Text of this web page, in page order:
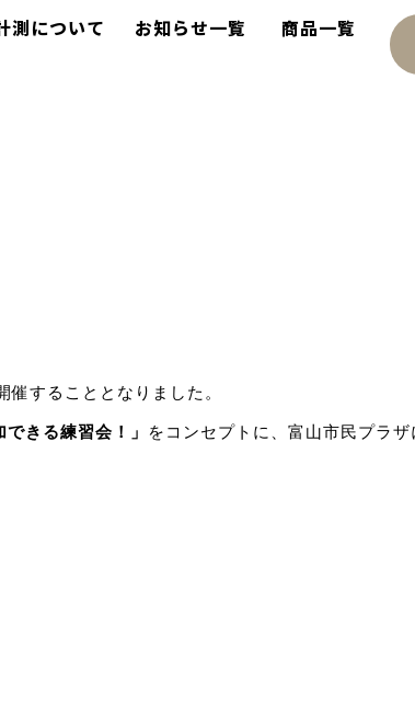
測について お知らせ一覧 商品一覧
催することとなりました。
きる練習会！」 をコンセプトに、富山市民プラ